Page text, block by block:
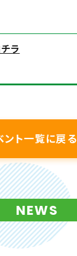
ラ
ント一覧に戻る
NEWS